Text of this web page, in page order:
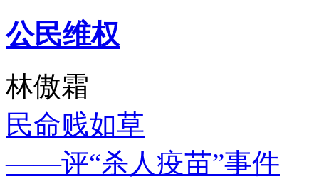
公民维权
林傲霜
民命贱如草
——评“杀人疫苗”事件